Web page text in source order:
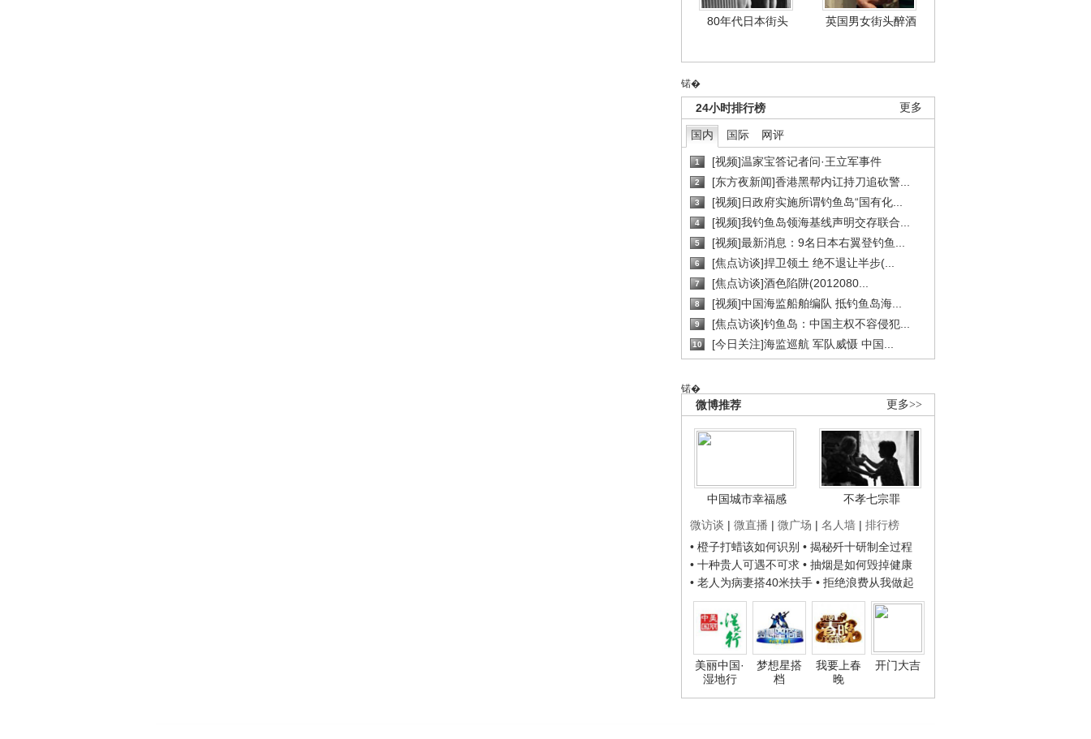
80年代日本街头 英国男女街头醉酒
锘�
更多
24小时排行榜
国内 国际 网评
1 [视频]温家宝答记者问·王立军事件
2 [东方夜新闻]香港黑帮内讧持刀追砍警...
3 [视频]日政府实施所谓钓鱼岛“国有化...
4 [视频]我钓鱼岛领海基线声明交存联合...
5 [视频]最新消息：9名日本右翼登钓鱼...
6 [焦点访谈]捍卫领土 绝不退让半步(...
7 [焦点访谈]酒色陷阱(2012080...
8 [视频]中国海监船舶编队 抵钓鱼岛海...
9 [焦点访谈]钓鱼岛：中国主权不容侵犯...
10 [今日关注]海监巡航 军队威慑 中国...
锘�
更多>>
微博推荐
中国城市幸福感
不孝七宗罪
微访谈 | 微直播 | 微广场 | 名人墙 | 排行榜
• 橙子打蜡该如何识别 • 揭秘歼十研制全过程
• 十种贵人可遇不可求 • 抽烟是如何毁掉健康
• 老人为病妻搭40米扶手 • 拒绝浪费从我做起
美丽中国·
湿地行
梦想星搭
档
我要上春
晚
开门大吉